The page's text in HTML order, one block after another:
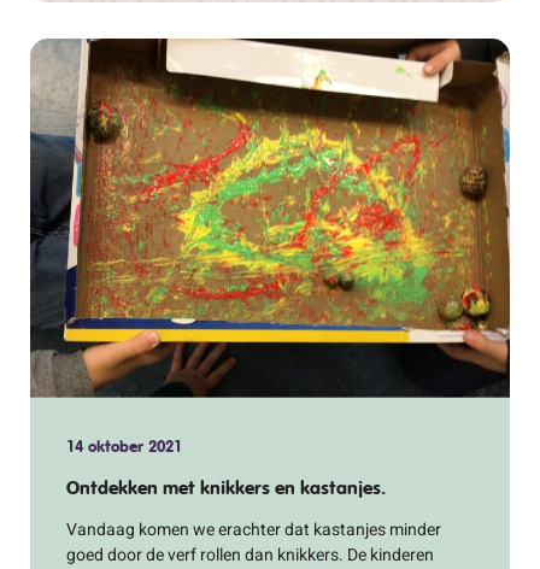
14 oktober 2021
Ontdekken met knikkers en kastanjes.
Vandaag komen we erachter dat kastanjes minder
goed door de verf rollen dan knikkers. De kinderen